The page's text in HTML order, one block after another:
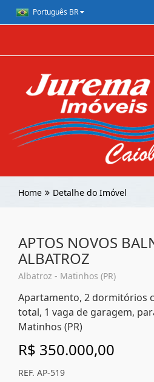
Português BR
Home Detalhe do Imóvel
APTOS NOVOS
ALBATROZ
Albatroz - Matinhos (PR)
Apartamento, 2 dormitórios
total, 1 vaga de garagem,
Matinhos (PR)
R$ 350.000,00
REF. AP-519